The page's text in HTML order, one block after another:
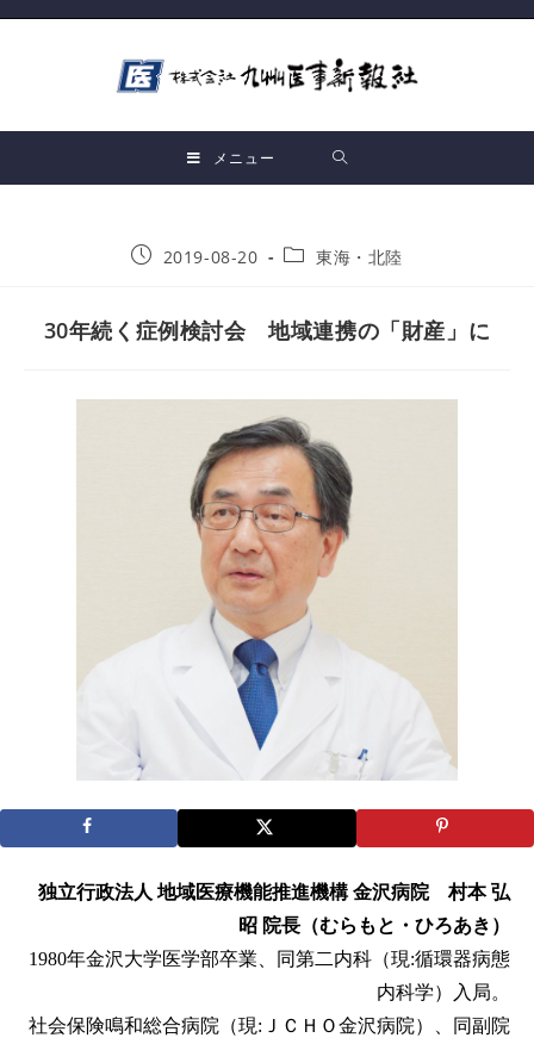
メニュー
2019-08-20 東海・北陸
30年続く症例検討会 地域連携の「財産」に
独立行政法人 地域医療機能推進機構 金沢病院 村本 弘
昭 院長（むらもと・ひろあき）
1980年金沢大学医学部卒業、同第二内科（現:循環器病態
内科学）入局。
社会保険鳴和総合病院（現:ＪＣＨＯ金沢病院）、同副院